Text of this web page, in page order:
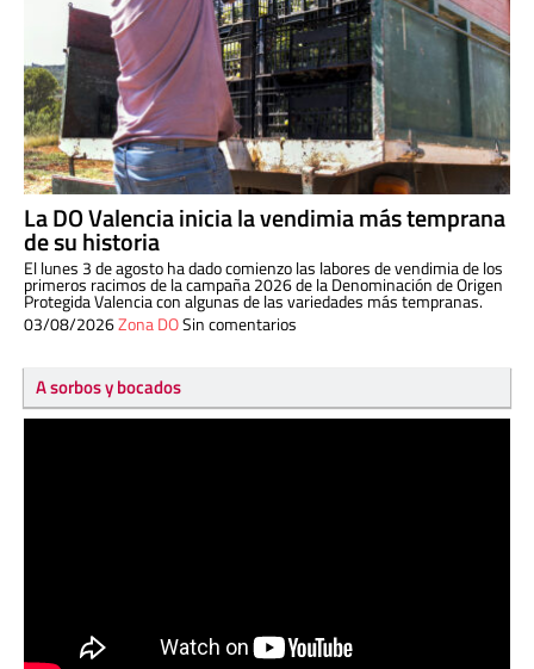
La DO Valencia inicia la vendimia más temprana
de su historia
El lunes 3 de agosto ha dado comienzo las labores de vendimia de los
primeros racimos de la campaña 2026 de la Denominación de Origen
Protegida Valencia con algunas de las variedades más tempranas.
03/08/2026Zona DOSin comentarios
A sorbos y bocados